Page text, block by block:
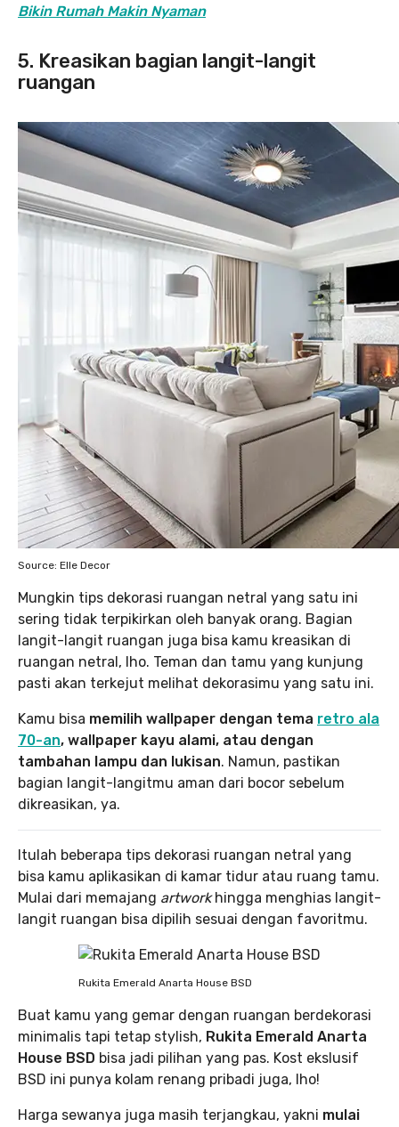
Bikin Rumah Makin Nyaman
5. Kreasikan bagian langit-langit
ruangan
Source: Elle Decor
Mungkin tips dekorasi ruangan netral yang satu ini
sering tidak terpikirkan oleh banyak orang. Bagian
langit-langit ruangan juga bisa kamu kreasikan di
ruangan netral, lho. Teman dan tamu yang kunjung
pasti akan terkejut melihat dekorasimu yang satu ini.
Kamu bisa memilih wallpaper dengan tema retro ala
70-an, wallpaper kayu alami, atau dengan
tambahan lampu dan lukisan. Namun, pastikan
bagian langit-langitmu aman dari bocor sebelum
dikreasikan, ya.
Itulah beberapa tips dekorasi ruangan netral yang
bisa kamu aplikasikan di kamar tidur atau ruang tamu.
Mulai dari memajang artworkhingga menghias langit-
langit ruangan bisa dipilih sesuai dengan favoritmu.
Rukita Emerald Anarta House BSD
Buat kamu yang gemar dengan ruangan berdekorasi
minimalis tapi tetap stylish, Rukita Emerald Anarta
House BSD bisa jadi pilihan yang pas. Kost ekslusif
BSD ini punya kolam renang pribadi juga, lho!
Harga sewanya juga masih terjangkau, yakni mulai